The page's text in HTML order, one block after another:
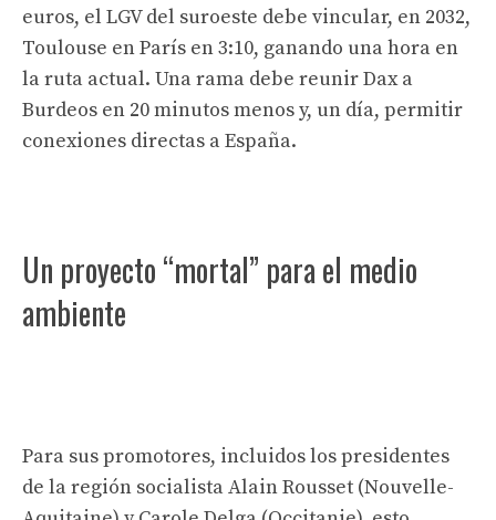
euros, el LGV del suroeste debe vincular, en 2032,
Toulouse en París en 3:10, ganando una hora en
la ruta actual. Una rama debe reunir Dax a
Burdeos en 20 minutos menos y, un día, permitir
conexiones directas a España.
Un proyecto “mortal” para el medio
ambiente
Para sus promotores, incluidos los presidentes
de la región socialista Alain Rousset (Nouvelle-